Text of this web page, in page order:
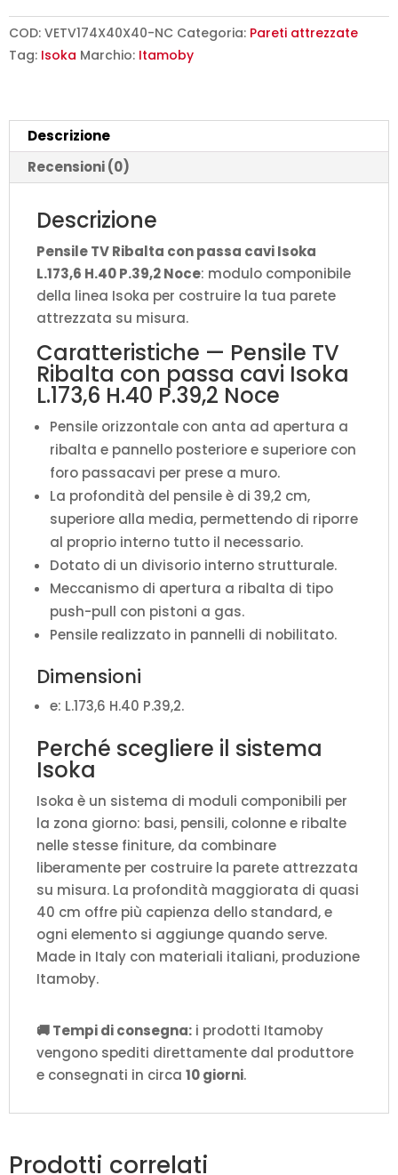
passa
cavi
H.40
P.39,2
Noce
quantità
COD: VETV174X40X40-NC Categoria: Pareti attrezzate
Tag: Isoka Marchio: Itamoby
Descrizione
Recensioni (0)
Descrizione
Pensile TV Ribalta con passa cavi Isoka
L.173,6 H.40 P.39,2 Noce: modulo componibile
della linea Isoka per costruire la tua parete
attrezzata su misura.
Caratteristiche — Pensile TV
Ribalta con passa cavi Isoka
L.173,6 H.40 P.39,2 Noce
Pensile orizzontale con anta ad apertura a
ribalta e pannello posteriore e superiore con
foro passacavi per prese a muro.
La profondità del pensile è di 39,2 cm,
superiore alla media, permettendo di riporre
al proprio interno tutto il necessario.
Dotato di un divisorio interno strutturale.
Meccanismo di apertura a ribalta di tipo
push-pull con pistoni a gas.
Pensile realizzato in pannelli di nobilitato.
Dimensioni
e: L.173,6 H.40 P.39,2.
Perché scegliere il sistema
Isoka
Isoka è un sistema di moduli componibili per
la zona giorno: basi, pensili, colonne e ribalte
nelle stesse finiture, da combinare
liberamente per costruire la parete attrezzata
su misura. La profondità maggiorata di quasi
40 cm offre più capienza dello standard, e
ogni elemento si aggiunge quando serve.
Made in Italy con materiali italiani, produzione
Itamoby.
🚚 Tempi di consegna: i prodotti Itamoby
vengono spediti direttamente dal produttore
e consegnati in circa 10 giorni.
Prodotti correlati